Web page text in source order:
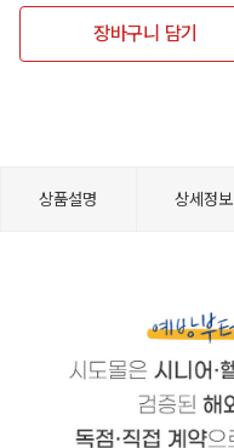
장바구니 담기
상품설명 상세정보